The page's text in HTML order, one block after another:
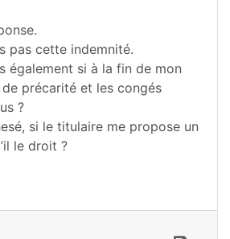
pas cette indemnité.
également si à la fin de mon
précarité et les congés
?
si le titulaire me propose un
le droit ?